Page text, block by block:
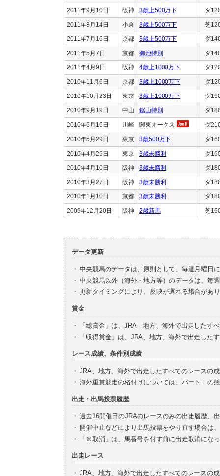
2011年9月10日 阪神 3歳上500万下 ダ
2011年8月14日 小倉 3歳上500万下 芝
2011年7月16日 京都 3歳上500万下 ダ
2011年5月7日 京都 御池特別 ダ
2011年4月9日 阪神 4歳上1000万下 ダ
2010年11月6日 京都 3歳上1000万下 ダ
2010年10月23日 東京 3歳上1000万下 ダ
2010年9月19日 中山 鋸山特別 ダ
2010年6月16日 川崎 関東オークス ダ
2010年5月29日 東京 3歳500万下 ダ
2010年4月25日 東京 3歳未勝利 ダ
2010年4月10日 阪神 3歳未勝利 ダ
2010年3月27日 阪神 3歳未勝利 ダ
2010年1月10日 京都 3歳未勝利 ダ
2009年12月20日 阪神 2歳新馬 芝
データ更新
・ 中央競馬のデータは、原則として、毎週月曜日
・ 中央競馬以外（海外・地方等）のデータは、毎
・ 更新タイミングにより、反映が遅れる場合があ
賞金
・
「総賞金」は、JRA、地方、海外で出走したす
・
「収得賞金」は、JRA、地方、海外で出走した
レース成績、条件別成績
・ JRA、地方、海外で出走したすべてのレースの
・ 海外重賞競走の格付けについては、パートⅠの
出走・出馬投票履歴
・ 過去16開催日のJRAのレースのみの出走履歴、
・ 開催中止などにより出馬投票をやり直す場合は
・
「※取消」は、馬番号を付す前に出走取消にな
出走レース
・ JRA、地方、海外で出走したすべてのレースの